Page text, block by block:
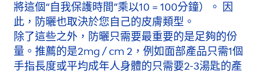
將這個“自我保護時間”乘以10 = 100分鐘）。 因
此，防曬也取決於您自己的皮膚類型。
除了這些之外，防曬只需要最重要的是足夠的份
量。推薦的是2mg / cm 2，例如面部產品只需1個
手指長度或平均成年人身體的只需要2-3湯匙的產